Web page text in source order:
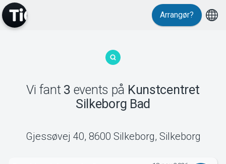
MyTickster
Support
Arrangør?
Vi fant 3 events på Kunstcentret
Silkeborg Bad
Gjessøvej 40, 8600 Silkeborg, Silkeborg